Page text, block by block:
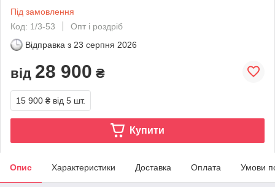
Під замовлення
Код: 1/3-53
Опт і роздріб
Відправка з 23 серпня 2026
від 28 900 ₴
15 900 ₴ від 5 шт.
Купити
Опис Характеристики Доставка Оплата Умови